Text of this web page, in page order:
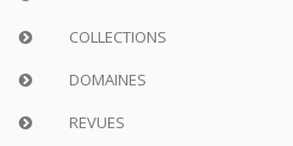
COLLECTIONS
DOMAINES
REVUES